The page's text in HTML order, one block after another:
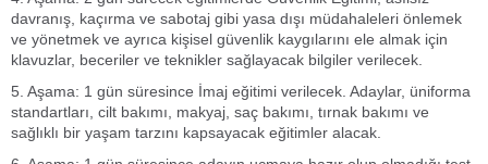
davranış, kaçırma ve sabotaj gibi yasa dışı müdahaleleri önlemek
ve yönetmek ve ayrıca kişisel güvenlik kaygılarını ele almak için
klavuzlar, beceriler ve teknikler sağlayacak bilgiler verilecek.
5. Aşama: 1 gün süresince İmaj eğitimi verilecek. Adaylar, üniforma
standartları, cilt bakımı, makyaj, saç bakımı, tırnak bakımı ve
sağlıklı bir yaşam tarzını kapsayacak eğitimler alacak.